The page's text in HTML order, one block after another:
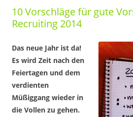
10 Vorschläge für gute
Recruiting 2014
Das neue Jahr ist da!
Es wird Zeit nach den
Feiertagen und dem
verdienten
Müßiggang wieder in
die Vollen zu gehen.